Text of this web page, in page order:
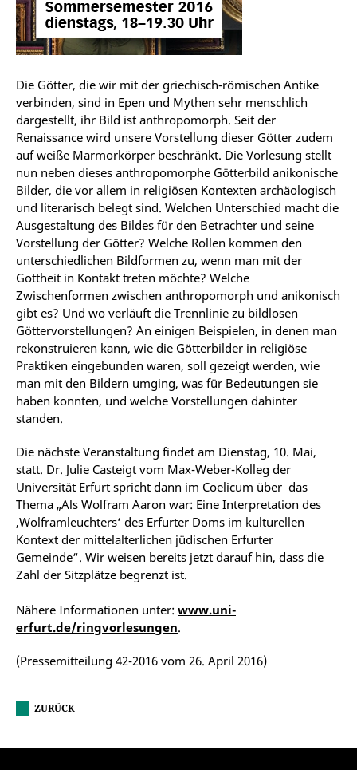
Die Götter, die wir mit der griechisch-römischen Antike
verbinden, sind in Epen und Mythen sehr menschlich
dargestellt, ihr Bild ist anthropomorph. Seit der
Renaissance wird unsere Vorstellung dieser Götter zudem
auf weiße Marmorkörper beschränkt. Die Vorlesung stellt
nun neben dieses anthropomorphe Götterbild anikonische
Bilder, die vor allem in religiösen Kontexten archäologisch
und literarisch belegt sind. Welchen Unterschied macht die
Ausgestaltung des Bildes für den Betrachter und seine
Vorstellung der Götter? Welche Rollen kommen den
unterschiedlichen Bildformen zu, wenn man mit der
Gottheit in Kontakt treten möchte? Welche
Zwischenformen zwischen anthropomorph und anikonisch
gibt es? Und wo verläuft die Trennlinie zu bildlosen
Göttervorstellungen? An einigen Beispielen, in denen man
rekonstruieren kann, wie die Götterbilder in religiöse
Praktiken eingebunden waren, soll gezeigt werden, wie
man mit den Bildern umging, was für Bedeutungen sie
haben konnten, und welche Vorstellungen dahinter
standen.
Die nächste Veranstaltung findet am Dienstag, 10. Mai,
statt. Dr. Julie Casteigt vom Max-Weber-Kolleg der
Universität Erfurt spricht dann im Coelicum über das
Thema „Als Wolfram Aaron war: Eine Interpretation des
‚Wolframleuchters‘ des Erfurter Doms im kulturellen
Kontext der mittelalterlichen jüdischen Erfurter
Gemeinde“. Wir weisen bereits jetzt darauf hin, dass die
Zahl der Sitzplätze begrenzt ist.
Nähere Informationen unter: www.uni-
erfurt.de/ringvorlesungen.
(Pressemitteilung 42-2016 vom 26. April 2016)
ZURÜCK